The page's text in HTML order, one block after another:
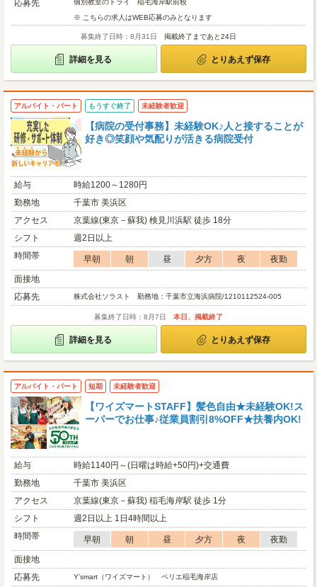
応募先
個別教室のトライ 稲毛海岸駅前校
※ こちらの求人はWEB応募のみとなります
募集終了日時：8月31日 掲載終了まであと24日
詳細を見る とりあえず保存
アルバイト・パート もうすぐ終了 未経験者歓迎
【病院の受付事務】未経験OK♪人と接することが
好き◎笑顔や気配りが活きる病院受付
給与
時給1200～1280円
勤務地
千葉市 美浜区
アクセス
京葉線(東京－蘇我) 検見川浜駅 徒歩 18分
シフト
週2日以上
時間帯
早朝 朝 昼 夕方 夜
夜勤
面接地
応募先
株式会社ソラスト 勤務地：千葉市立海浜病院/1210112524-005
募集終了日時：8月7日 本日、掲載終了
詳細を見る とりあえず保存
アルバイト・パート 短期 未経験者歓迎
【ワイズマートSTAFF】髪色自由★未経験OK!ス
ーパーでお仕事♪従業員割引8%OFF★扶養内OK!
給与
時給1140円～(日曜は時給+50円)+交通費
勤務地
千葉市 美浜区
アクセス
京葉線(東京－蘇我) 稲毛海岸駅 徒歩 1分
シフト
週2日以上 1日4時間以上
時間帯
早朝 朝 昼 夕方 夜
夜勤
面接地
応募先
Y’smart（ワイズマート） ペリエ稲毛海岸店